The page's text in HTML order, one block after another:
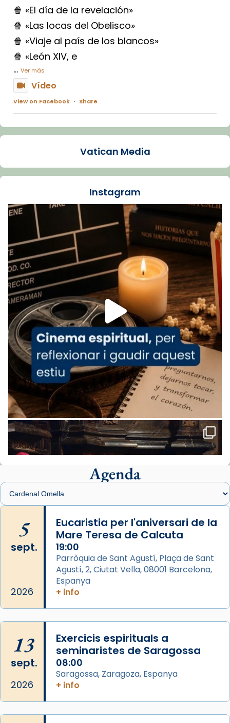
🍿 «El día de la revelación»
🍿 «Las locas del Obelisco»
🍿 «Viaje al país de los blancos»
🍿 «León XIV, e
... Ver más
Vídeo
View on Facebook · Share
Arquebisbat de Barcelona
La Carmina va patir depressió. Fa gairebé
dos mesos, a l'Estadi Lluís Companys, la
Recupera l'entrevista comp
Vatican
tican News 👇
www.vaticannews.va/es/iglesia/news/2026-
07/carmina-historia-depresion-papa-viaje-
espana-testimoni...
Foto
View on Facebook · Share
Arquebisbat de Barcelona
2 weeks ago
«Avui les santes Juliana i Semproniana ens
ajuden a alçar la mirada»
Mons. Sergi Gordo, bisbe de Tortosa, ha
presidit aquest 27 de juliol la missa de Les
Santes de Mataró.
🔗tinyurl.com/cvu5jmbk
📸 J. Merino
de Barcelona.
2 weeks ago
Aquest dilluns, 27 de juliol, ha tingut lloc la
missa d’acció de gràcies en agraïment al
comitè organitzador de la visita apostòlica
del Sant Pare Lleó XIV a Barcelona, i als
L’arquebisbe de Barcelona, el cardenal Joan
Josep Omella, ha presidit la missa i l’ha
concelebrat el bisbe auxiliar de Barcelona,
Mons. David Abadías.
📸 Dr. G. Simón
Foto
Vatican Media
Instagram
Agenda
5
sept.
2026
Eucaristia per l'aniversari de la
Mare Teresa de Calcuta
19:00
Parròquia de Sant Agustí, Plaça de Sant
Agustí, 2, Ciutat Vella, 08001 Barcelona,
Espanya
+ info
13
sept.
2026
Exercicis espirituals a
seminaristes de Saragossa
08:00
Saragossa, Zaragoza, Espanya
+ info